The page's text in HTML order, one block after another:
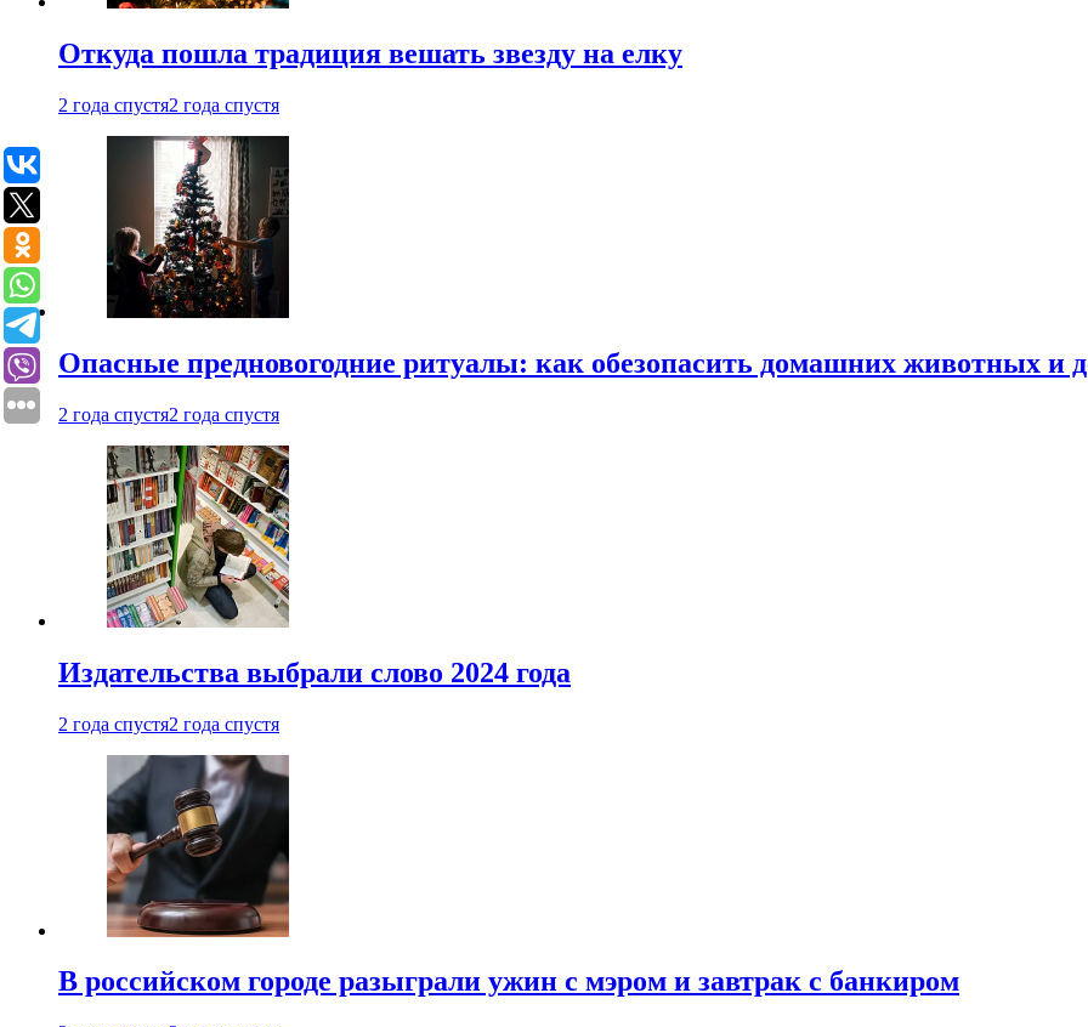
Откуда пошла традиция вешать звезду на елку
2 года спустя2 года спустя
Опасные предновогодние ритуалы: как обезопасить домашних животных и
2 года спустя2 года спустя
Издательства выбрали слово 2024 года
2 года спустя2 года спустя
В российском городе разыграли ужин с мэром и завтрак с банкиром